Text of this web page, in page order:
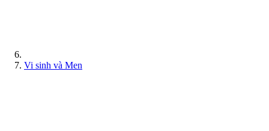
Vi sinh và Men